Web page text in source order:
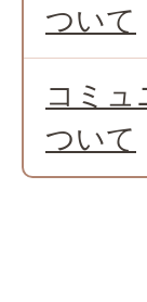
ついて
コミュ
ついて